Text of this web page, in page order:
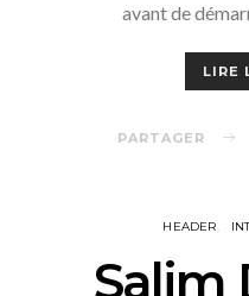
avant de
LIRE
PARTAGER
HEADER
Salim